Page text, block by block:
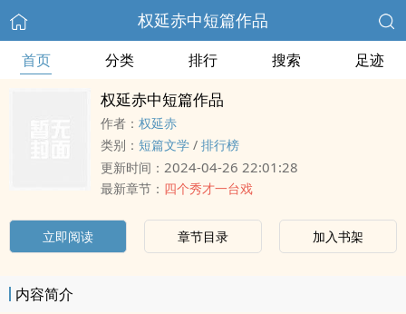
权延赤中短篇作品
首页 分类 排行 搜索 足迹
权延赤中短篇作品
作者： 权延赤
类别： 短篇文学 / 排行榜
更新时间： 2024-04-26 22:01:28
最新章节： 四个秀才一台戏
立即阅读 章节目录 加入书架
内容简介